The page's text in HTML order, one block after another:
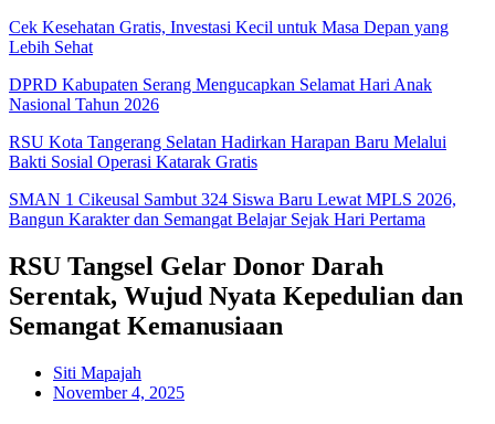
Cek Kesehatan Gratis, Investasi Kecil untuk Masa Depan yang
Lebih Sehat
DPRD Kabupaten Serang Mengucapkan Selamat Hari Anak
Nasional Tahun 2026
RSU Kota Tangerang Selatan Hadirkan Harapan Baru Melalui
Bakti Sosial Operasi Katarak Gratis
SMAN 1 Cikeusal Sambut 324 Siswa Baru Lewat MPLS 2026,
Bangun Karakter dan Semangat Belajar Sejak Hari Pertama
RSU Tangsel Gelar Donor Darah
Serentak, Wujud Nyata Kepedulian dan
Semangat Kemanusiaan
Siti Mapajah
November 4, 2025